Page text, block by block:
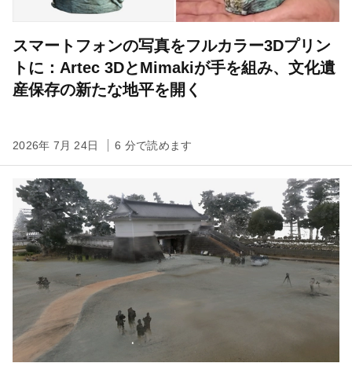
スマートフォンの写真をフルカラー3Dプリン
トに：Artec 3DとMimakiが手を組み、文化遺
産保存の新たな地平を開く
2026年 7月 24日 6 分で読めます